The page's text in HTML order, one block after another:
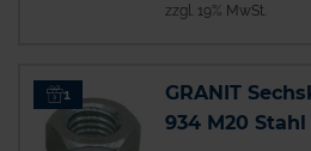
zzgl. 19% MwSt.
1
GRANIT
934 M20 Stahl